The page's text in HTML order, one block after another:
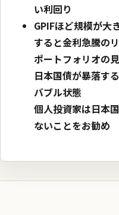
い利回り
GPIFほど規模が大
すると金利急騰の
ポートフォリオの
日本国債が暴落す
バブル状態
個人投資家は日本
ないことをお勧め